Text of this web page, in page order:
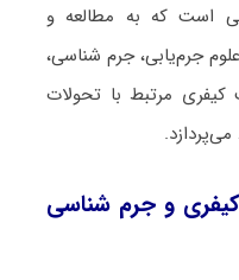
است که به مطالعه و
جرم‌یابی، جرم شناسی،
مرتبط با تحولات
و جرم شناسی